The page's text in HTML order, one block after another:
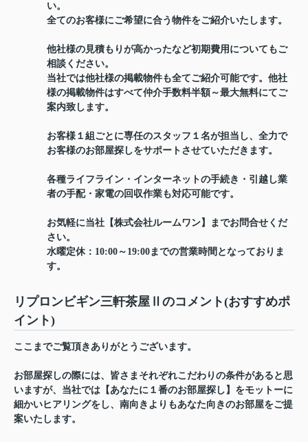
い。
全てのお客様にご希望に合う物件をご紹介いたします。
他社様の見積もりが高かったなど初期費用についてもご
相談ください。
当社では他社様の掲載物件も全てご紹介可能です。他社
様の掲載物件はすべて仲介手数料半額～最大無料にてご
案内致します。
お客様１組ごとに専任のスタッフ１名が担当し、全力で
お客様のお部屋探しをサポートさせていただきます。
各種ライフライン・インターネットの手続き・引越し業
者の手配・家電の回収作業も対応可能です。
お気軽に当社【株式会社ルームワン】までお問合せくだ
さい。
水曜定休：10:00～19:00までの営業時間となっておりま
す。
リプロンビギン三軒茶屋Ⅱのコメント(おすすめポ
イント)
ここまでご覧頂きありがとうございます。
お部屋探しの際には、皆さまそれぞれこだわりの条件があると思
いますが、当社では【あなたに１番のお部屋探し】をモットーに
細かいヒアリングをし、南向きよりもあなた向きのお部屋をご提
案いたします。